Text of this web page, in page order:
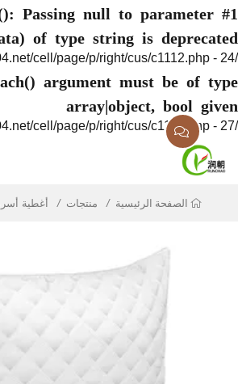
Passing null to
($data) of type string is
argument must be of
array|object, bool
الصفحة الرئيسية منتجات أغطية أسرة